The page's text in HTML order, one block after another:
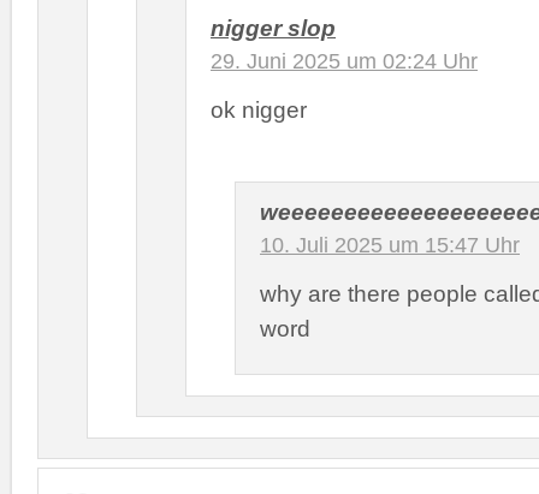
nigger slop
29. Juni 2025 um 02:24 Uhr
ok nigger
10. Juli 2025 um 15:47 Uhr
why are there people
word